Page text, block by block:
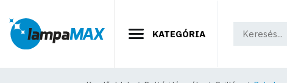
KATEGÓRIA